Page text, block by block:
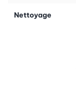
Nettoyage